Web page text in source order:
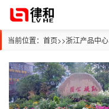
当前位置： 首页>>浙江产品中心